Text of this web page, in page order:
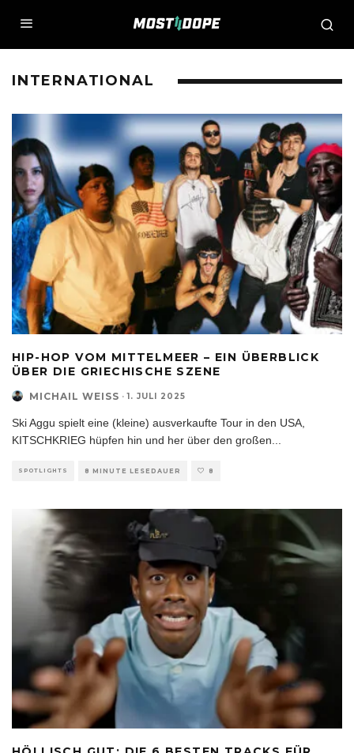
INTERNATIONAL
HIP-HOP VOM MITTELMEER – EIN ÜBERBLICK
ÜBER DIE GRIECHISCHE SZENE
MICHAIL WEISS · 1. JULI 2025
Ski Aggu spielt eine (kleine) ausverkaufte Tour in den USA,
KITSCHKRIEG hüpfen hin und her über den großen
SPOTLIGHTS 8 MINUTE LESEDAUER 8